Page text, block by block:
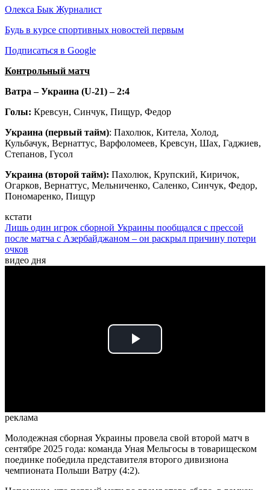
Олекса Бык Журналист
Будь в курсе спортивных новостей первым
Подписаться в Google
Контрольный матч
Ватра – Украина (U-21) – 2:4
Голы: Кревсун, Синчук, Пищур, Федор
Украина (первый тайм): Пахолюк, Китела, Холод,
Кульбачук, Вернаттус, Варфоломеев, Кревсун, Шах, Гаджиев,
Степанов, Гусол
Украина (второй тайм): Пахолюк, Крупский, Киричок,
Огарков, Вернаттус, Мельниченко, Саленко, Синчук, Федор,
Пономаренко, Пищур
кстати
Лишь один игрок сборной Украины пообщался с прессой
после матча с Азербайджаном – он раскрыл причину потери
очков
видео дня
Play
реклама
Молодежная сборная Украины провела свой второй матч в
сентябре 2025 года: команда Уная Мельгосы в товарищеском
поединке победила представителя второго дивизиона
чемпионата Польши Ватру (4:2).